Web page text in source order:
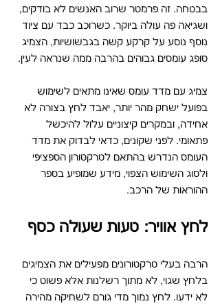
בבטחה. זה פרמטר שרוב האנשים לא בודקים,
ושגיאה פה עולה ביוקר. כשרוכב כבד עם ציוד
נוסף נוסע על קרקע קשה בגבשושיות, הצמיג
סופג עומסים גבוהים בהרבה ממה שנראה לעין.
צמיג עם מדד עומס שאינו מתאים לשימוש
בפועל ישחק מהר יותר, יאבד לחץ בצורה לא
אחידה, ובמקרים קיצוניים עלול להיכשל
פתאומי. לפני שקונים, כדאי לבדוק את מדד
העומס הנדרש בהתאם לטרקטורון הספציפי
ולסוג השימוש הצפוי, מידע שמופיע בספר
ההוראות של הרכב.
לחץ אוויר: טעות שעולה כסף
הרבה בעלי טרקטורונים מפעילים את הצמיגים
בלחץ שגוי, לא מתוך רשלנות אלא פשוט כי
לא ידעו. לחץ נמוך מדי גורם לשחיקה מהירה